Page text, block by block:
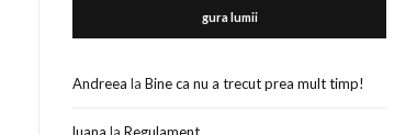
gura lumii
Andreea laBine ca nu a trecut prea mult timp!